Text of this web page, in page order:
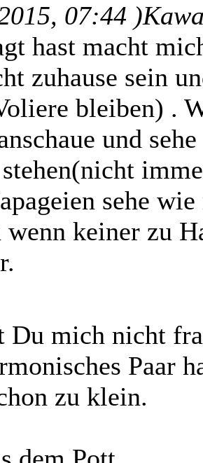
07:44 )
hast macht
zuhause sein
bleiben) .
und
sehe
keiner zu
Du mich nicht
Paar
zu klein.